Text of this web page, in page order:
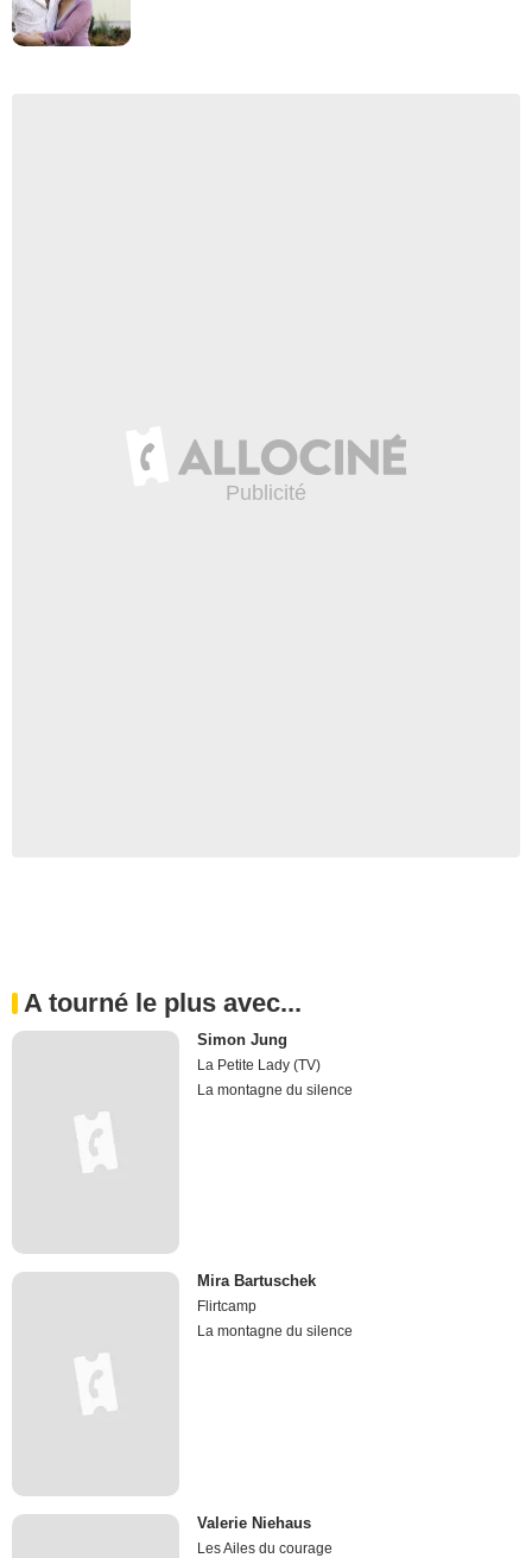
A tourné le plus avec...
Simon Jung
La Petite Lady (TV)
La montagne du silence
Mira Bartuschek
Flirtcamp
La montagne du silence
Valerie Niehaus
Les Ailes du courage